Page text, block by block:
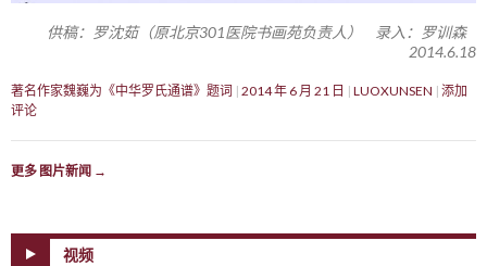
供稿：罗沈茹（原北京301医院书画苑负责人） 录入：罗训森
2014.6.18
著名作家魏巍为《中华罗氏通谱》题词 2014 年 6 月 21 日 LUOXUNSEN 添加
评论
更多 图片新闻 →
视频